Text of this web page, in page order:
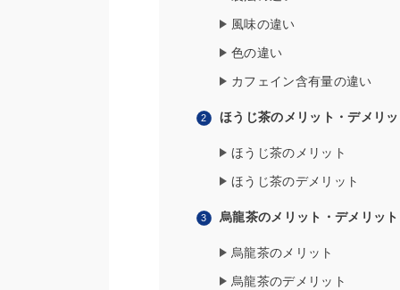
風味の違い
色の違い
カフェイン含有量の違い
ほうじ茶のメリット・デメリ
ほうじ茶のメリット
ほうじ茶のデメリット
烏龍茶のメリット・デメリット
烏龍茶のメリット
烏龍茶のデメリット